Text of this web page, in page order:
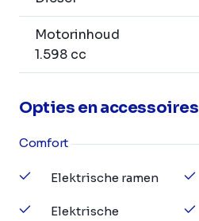
Motorinhoud
1.598 cc
Opties en accessoires
Comfort
Elektrische ramen
Elektrische